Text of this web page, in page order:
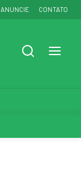
ANUNCIE CONTATO